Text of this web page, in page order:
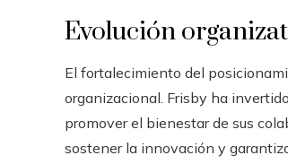
Evolución
El fortalecimiento del
organizacional. Frisby ha
promover el bienestar de sus
sostener la innovación y